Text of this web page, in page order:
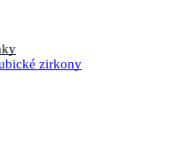
zirkony